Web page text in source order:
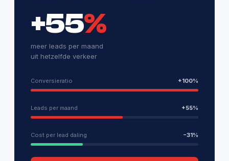
+55%
meer leads per maand
uit hetzelfde verkeer
Conversieratio +100%
Leads per maand +55%
Cost per lead daling −31%